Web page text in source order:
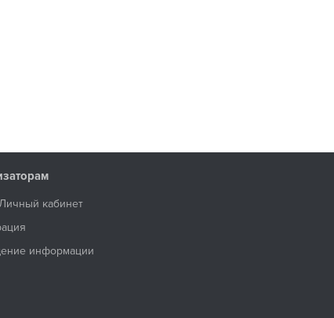
кабинет
информации